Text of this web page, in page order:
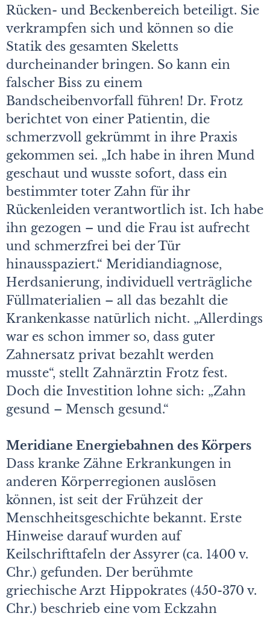
Rücken- und Beckenbereich beteiligt. Sie
verkrampfen sich und können so die
Statik des gesamten Skeletts
durcheinander bringen. So kann ein
falscher Biss zu einem
Bandscheibenvorfall führen! Dr. Frotz
berichtet von einer Patientin, die
schmerzvoll gekrümmt in ihre Praxis
gekommen sei. „Ich habe in ihren Mund
geschaut und wusste sofort, dass ein
bestimmter toter Zahn für ihr
Rückenleiden verantwortlich ist. Ich habe
ihn gezogen – und die Frau ist aufrecht
und schmerzfrei bei der Tür
hinausspaziert.“ Meridiandiagnose,
Herdsanierung, individuell verträgliche
Füllmaterialien – all das bezahlt die
Krankenkasse natürlich nicht. „Allerdings
war es schon immer so, dass guter
Zahnersatz privat bezahlt werden
musste“, stellt Zahn­ärztin Frotz fest.
Doch die Investition lohne sich: „Zahn
gesund – Mensch gesund.“
Meridiane Energiebahnen des Körpers
Dass kranke Zähne Erkrankungen in
anderen Körper­regionen auslösen
können, ist seit der Frühzeit der
Menschheitsgeschichte bekannt. Erste
Hinweise darauf wurden auf
Keilschrifttafeln der Assyrer (ca. 1400 v.
Chr.) gefunden. Der berühmte
griechische Arzt Hippokrates (450-370 v.
Chr.) beschrieb eine vom Eckzahn